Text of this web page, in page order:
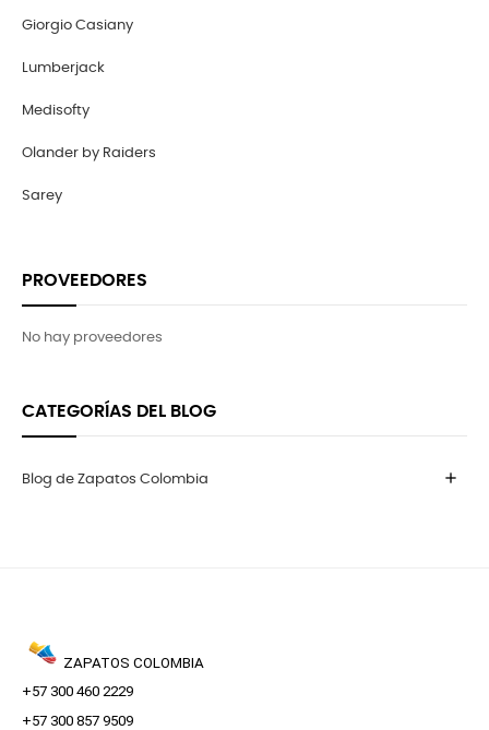
Giorgio Casiany
Lumberjack
Medisofty
Olander by Raiders
Sarey
PROVEEDORES
No hay proveedores
CATEGORÍAS DEL BLOG
Blog de Zapatos Colombia add
ZAPATOS COLOMBIA
+57 300 460 2229
+57 300 857 9509